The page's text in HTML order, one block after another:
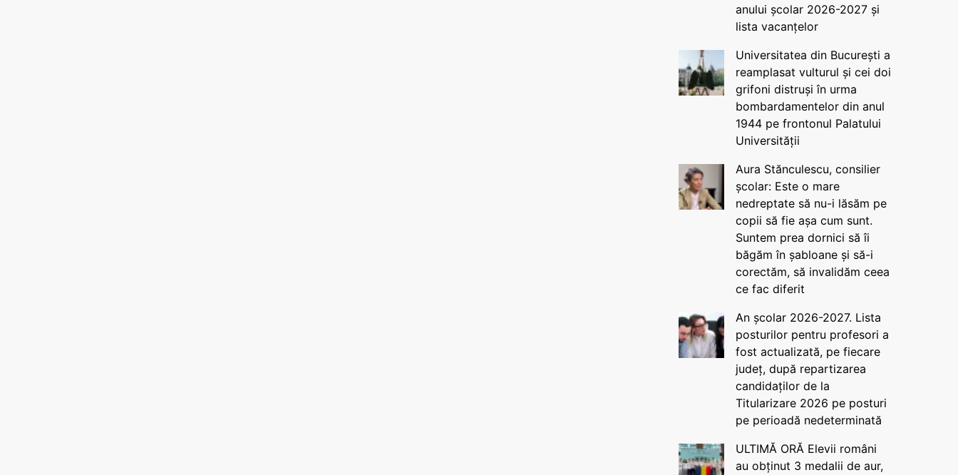
anului școlar 2026-2027 și
lista vacanțelor
Universitatea din București a
reamplasat vulturul și cei doi
grifoni distruși în urma
bombardamentelor din anul
1944 pe frontonul Palatului
Universității
Aura Stănculescu, consilier
școlar: Este o mare
nedreptate să nu-i lăsăm pe
copii să fie așa cum sunt.
Suntem prea dornici să îi
băgăm în șabloane și să-i
corectăm, să invalidăm ceea
ce fac diferit
An școlar 2026-2027. Lista
posturilor pentru profesori a
fost actualizată, pe fiecare
județ, după repartizarea
candidaților de la
Titularizare 2026 pe posturi
pe perioadă nedeterminată
ULTIMĂ ORĂ Elevii români
au obținut 3 medalii de aur,